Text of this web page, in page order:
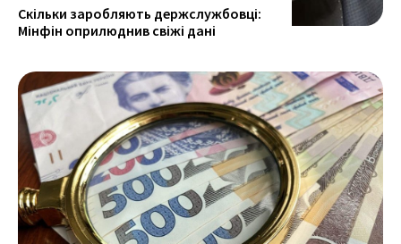
Скільки заробляють держслужбовці:
Мінфін оприлюднив свіжі дані